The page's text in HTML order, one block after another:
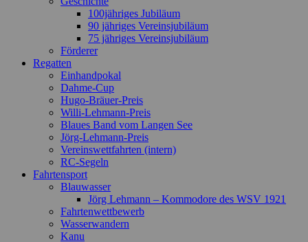
100jähriges Jubiläum
90 jähriges Vereinsjubiläum
75 jähriges Vereinsjubiläum
Förderer
Regatten
Einhandpokal
Dahme-Cup
Hugo-Bräuer-Preis
Willi-Lehmann-Preis
Blaues Band vom Langen See
Jörg-Lehmann-Preis
Vereinswettfahrten (intern)
RC-Segeln
Fahrtensport
Blauwasser
Jörg Lehmann – Kommodore des WSV 1921
Fahrtenwettbewerb
Wasserwandern
Kanu